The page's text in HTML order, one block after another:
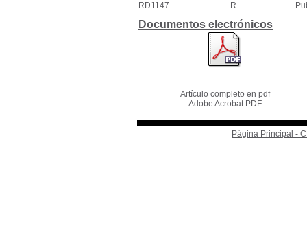
RD1147
R
Documentos electrónicos
Artículo completo en pdf
Adobe Acrobat PDF
Página Principal -